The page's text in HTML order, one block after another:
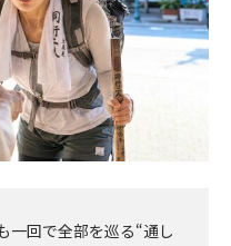
一回で全部を巡る“通し